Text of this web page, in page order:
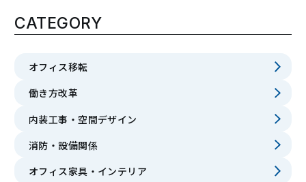
CATEGORY
オフィス移転
働き方改革
内装工事・空間デザイン
消防・設備関係
オフィス家具・インテリア